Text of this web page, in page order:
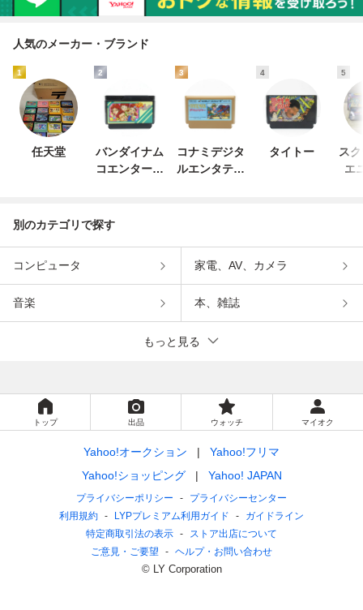
人気のメーカー・ブランド
1
任天堂
2
バンダイナム
コエンターテ
3
コナミデジタ
ルエンタテイ
4
タイトー
5
ス
エ
別のカテゴリで探す
コンピュータ 家電、AV、カメラ
音楽 本、雑誌
もっと見る
トップ 出品 ウォッチ マイオク
Yahoo!オークション
Yahoo!フリマ
Yahoo!ショッピング
Yahoo! JAPAN
プライバシーポリシー
プライバシーセンター
利用規約
LYPプレミアム利用ガイド
ガイドライン
特定商取引法の表示
ストア出店について
ご意見・ご要望
ヘルプ・お問い合わせ
© LY Corporation